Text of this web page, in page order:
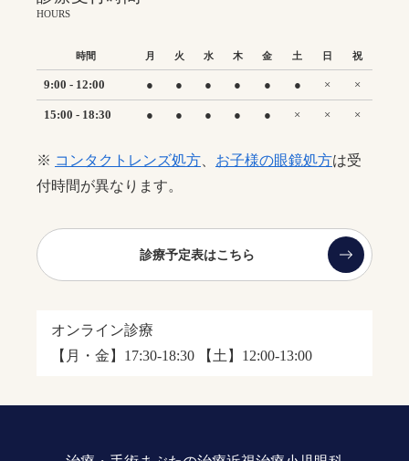
時間 月 火 水 木 金 土 日 祝
9:00 - 12:00 ● ● ● ● ● ● × ×
15:00 - 18:30 ● ● ● ● ● × × ×
※ コンタクトレンズ処方 お子様の眼鏡処方は受
付時間が異なります。
診療予定表はこちら
オンライン診療
【月・金】17:30-18:30
【土】12:00-13:00